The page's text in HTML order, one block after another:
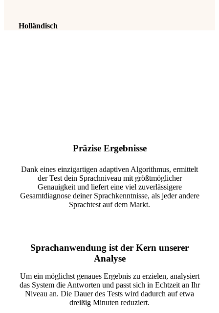
Holländisch
Präzise Ergebnisse
Dank eines einzigartigen adaptiven Algorithmus, ermittelt
der Test dein Sprachniveau mit größtmöglicher
Genauigkeit und liefert eine viel zuverlässigere
Gesamtdiagnose deiner Sprachkenntnisse, als jeder andere
Sprachtest auf dem Markt.
Sprachanwendung ist der Kern unserer
Analyse
Um ein möglichst genaues Ergebnis zu erzielen, analysiert
das System die Antworten und passt sich in Echtzeit an Ihr
Niveau an. Die Dauer des Tests wird dadurch auf etwa
dreißig Minuten reduziert.